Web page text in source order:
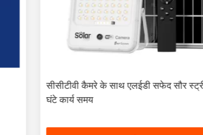
सीसीटीवी कैमरे के साथ एलईडी सफेद सौर
घंटे कार्य समय